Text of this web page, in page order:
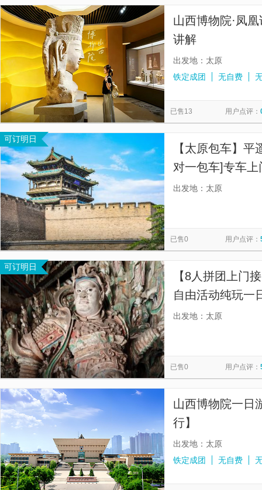
山西博物院·凤
讲解
出发地：太原
铁定成团
无自费
已售13 用户点评：
可订明日
【太原包车】
对一包车]专车
出发地：太原
已售0 用户点评：
可订明日
【8人拼团上门
自由活动纯玩一
太原武宿机场、
出发地：太原
已售0 用户点评：
山西博物院一日
行】
出发地：太原
铁定成团
无自费